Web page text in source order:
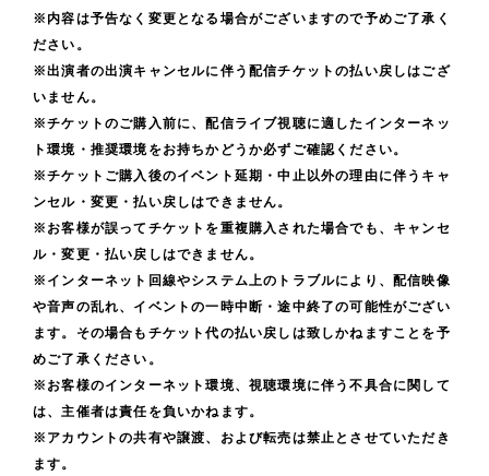
夾
の
幸
せ
だ
け
を
願
っ
て
〝
あ
り
が
と
で
き
い
き
ま
す
最
後
で
し
l
と
う
事
も
あ
り
、
こ
れ
で
繋
※内容は予告なく変更となる場合がございますので予めご了承く
ださい。
※出演者の出演キャンセルに伴う配信チケットの払い戻しはござ
いません。
※チケットのご購入前に、配信ライブ視聴に適したインターネッ
ト環境・推奨環境をお持ちかどうか必ずご確認ください。
※チケットご購入後のイベント延期・中止以外の理由に伴うキャ
ンセル・変更・払い戻しはできません。
※お客様が誤ってチケットを重複購入された場合でも、キャンセ
ル・変更・払い戻しはできません。
※インターネット回線やシステム上のトラブルにより、配信映像
や音声の乱れ、イベントの一時中断・途中終了の可能性がござい
ます。その場合もチケット代の払い戻しは致しかねますことを予
めご了承ください。
※お客様のインターネット環境、視聴環境に伴う不具合に関して
は、主催者は責任を負いかねます。
※アカウントの共有や譲渡、および転売は禁止とさせていただき
ます。